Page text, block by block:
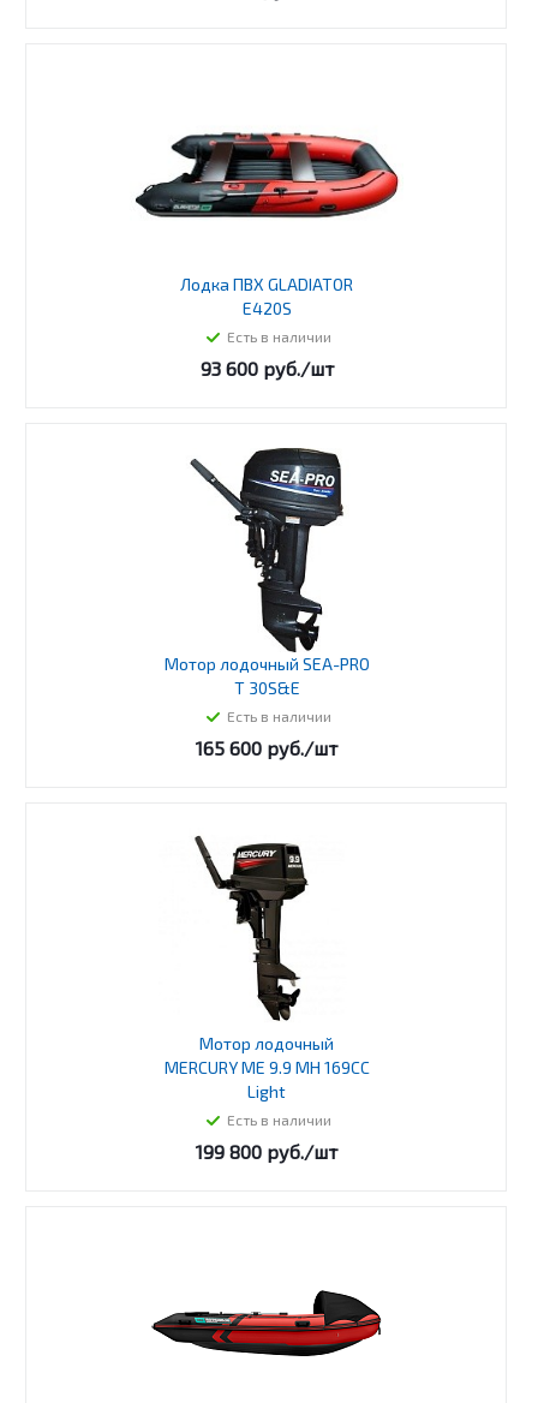
Лодка ПВХ GLADIATOR
E420S
Есть в наличии
93 600руб./шт
Мотор лодочный SEA-PRO
T 30S&E
Есть в наличии
165 600 руб./шт
Мотор лодочный
MERCURY ME 9.9 MH 169CC
Light
Есть в наличии
199 800 руб./шт